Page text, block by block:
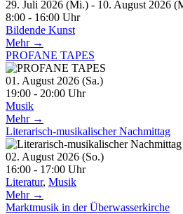
29. Juli 2026 (Mi.) - 10. August 2026
8:00 - 16:00 Uhr
Bildende Kunst
Mehr →
PROFANE TAPES
01. August 2026 (Sa.)
19:00 - 20:00 Uhr
Musik
Mehr →
Literarisch-musikalischer Nachmittag
02. August 2026 (So.)
16:00 - 17:00 Uhr
Literatur, Musik
Mehr →
Marktmusik in der Überwasserkirche